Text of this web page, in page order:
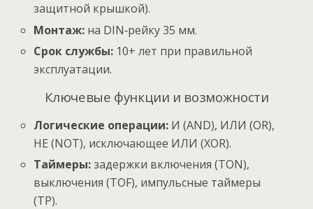
защитной крышкой).
Монтаж: на DIN‑рейку 35 мм.
Срок службы: 10+ лет при правильной
эксплуатации.
Ключевые функции и возможности
Логические операции: И (AND), ИЛИ (OR),
НЕ (NOT), исключающее ИЛИ (XOR).
Таймеры:задержки включения (TON),
выключения (TOF), импульсные таймеры
(TP).